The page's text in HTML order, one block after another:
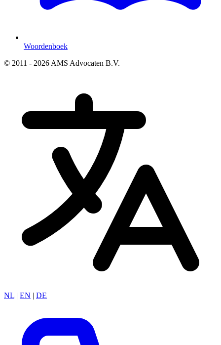
Woordenboek
© 2011 - 2026 AMS Advocaten B.V.
NL | EN | DE